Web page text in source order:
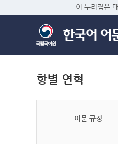
이 누리집은
항별 연혁
어문 규정